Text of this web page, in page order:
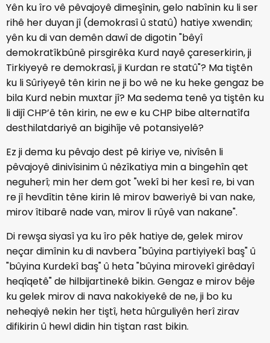
Yên ku îro vê pêvajoyê dimeşînin, gelo nabînin ku li ser
rihê her duyan jî (demokrasî û statû) hatiye xwendin;
yên ku di van demên dawî de digotin "bêyî
demokratîkbûnê pirsgirêka Kurd nayê çareserkirin, ji
Tirkiyeyê re demokrasî, ji Kurdan re statû"? Ma tiştên
ku li Sûriyeyê tên kirin ne ji bo wê ne ku heke gengaz be
bila Kurd nebin muxtar jî? Ma sedema tenê ya tiştên ku
li dijî CHP’ê tên kirin, ne ew e ku CHP bibe alternatîfa
desthilatdariyê an bigihîje vê potansiyelê?
Ez ji dema ku pêvajo dest pê kiriye ve, nivîsên li
pêvajoyê dinivîsinim û nêzîkatiya min a bingehîn qet
neguherî; min her dem got "wekî bi her kesî re, bi van
re jî hevdîtin têne kirin lê mirov baweriyê bi van nake,
mirov îtibarê nade van, mirov li rûyê van nakane".
Di rewşa siyasî ya ku îro pêk hatiye de, gelek mirov
neçar dimînin ku di navbera "bûyina partiyiyekî baş" û
"bûyina Kurdekî baş" û heta "bûyina mirovekî girêdayî
heqîqetê" de hilbijartinekê bikin. Gengaz e mirov bêje
ku gelek mirov di nava nakokiyekê de ne, ji bo ku
neheqiyê nekin her tiştî, heta hûrguliyên herî zirav
difikirin û hewl didin hin tiştan rast bikin.